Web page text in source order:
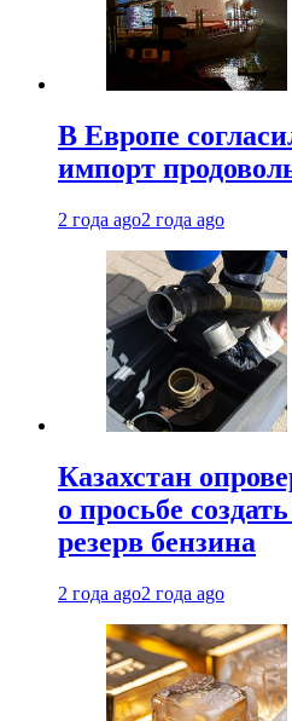
В Европе
импорт
2 года ago2 года ago
Казахстан
о просьбе
резерв бензина
2 года ago2 года ago